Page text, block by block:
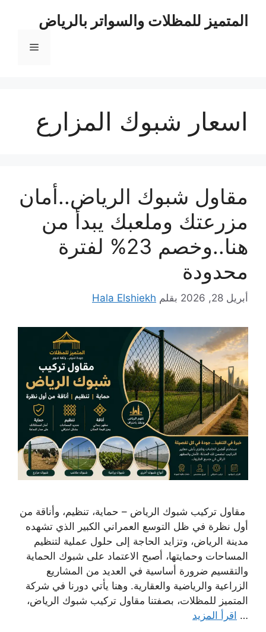
المتميز للمظلات والسواتر بالرياض
القائمة
اسعار شبوك المزارع
مقاول شبوك الرياض..أمان
مزرعتك وملعبك يبدأ من
هنا..وخصم 23% لفترة
محدودة
أبريل 28, 2026 بقلم Hala Elshiekh
مقاول تركيب شبوك الرياض – حماية، تنظيم، وأناقة من
أول نظرة في ظل التوسع العمراني الكبير الذي تشهده
مدينة الرياض، وتزايد الحاجة إلى حلول عملية لتنظيم
المساحات وحمايتها، أصبح الاعتماد على شبوك الحماية
والتقسيم ضرورة أساسية في العديد من المشاريع
الزراعية والرياضية والعقارية. وهنا يأتي دورنا في شركة
المتميز للمظلات، بصفتنا مقاول تركيب شبوك الرياض،
… اقرأ المزيد